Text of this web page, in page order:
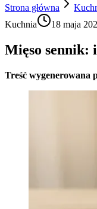
Strona główna
Kuchnia
18 maja
Mięso sennik:
Treść wygenerowana